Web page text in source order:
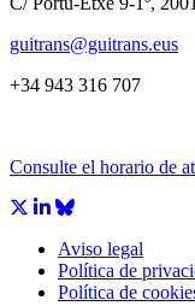
guitrans@guitrans.eus
+34 943 316 707
Consulte el horario de
Aviso legal
Política de
Política de